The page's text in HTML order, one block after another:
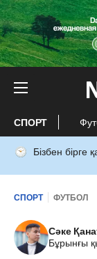
СПОРТ
Бізбен бірге
СПОРТ ФУТБОЛ
Сәке
Бұрынғы